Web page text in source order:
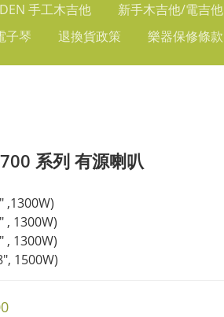
手工木吉他
新手木吉他/電吉他
子琴
退換貨政策 樂器保修條款
系列 有源喇叭
,1300W)
, 1300W)
, 1300W)
1500W)